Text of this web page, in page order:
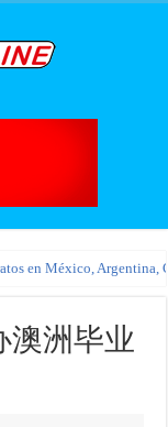
en México, Argentina,
澳洲毕业